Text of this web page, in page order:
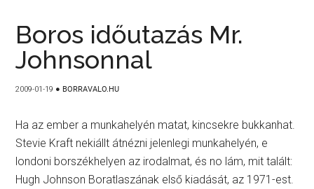
Boros időutazás Mr.
Johnsonnal
2009-01-19 ● BORRAVALO.HU
Ha az ember a munkahelyén matat, kincsekre bukkanhat.
Stevie Kraft nekiállt átnézni jelenlegi munkahelyén, e
londoni borszékhelyen az irodalmat, és no lám, mit talált:
Hugh Johnson Boratlaszának első kiadását, az 1971-est.